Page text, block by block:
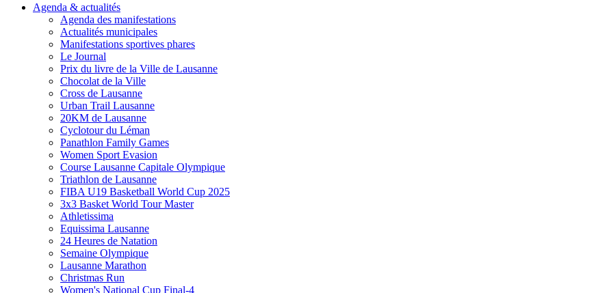
Agenda & actualités
Agenda des manifestations
Actualités municipales
Manifestations sportives phares
Le Journal
Prix du livre de la Ville de Lausanne
Chocolat de la Ville
Cross de Lausanne
Urban Trail Lausanne
20KM de Lausanne
Cyclotour du Léman
Panathlon Family Games
Women Sport Evasion
Course Lausanne Capitale Olympique
Triathlon de Lausanne
FIBA U19 Basketball World Cup 2025
3x3 Basket World Tour Master
Athletissima
Equissima Lausanne
24 Heures de Natation
Semaine Olympique
Lausanne Marathon
Christmas Run
Women's National Cup Final-4